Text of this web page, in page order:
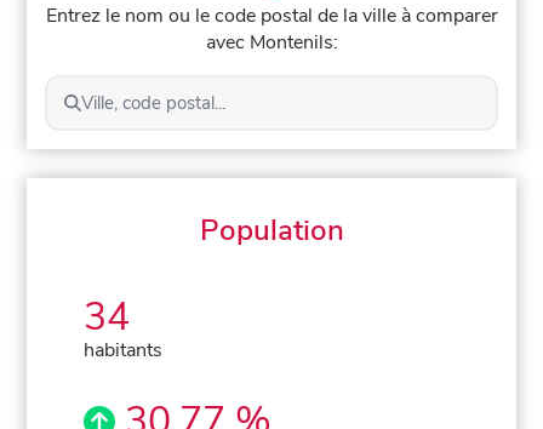
Entrez le nom ou le code postal de la ville à comparer
avec Montenils:
Ville, code postal...
Population
34
habitants